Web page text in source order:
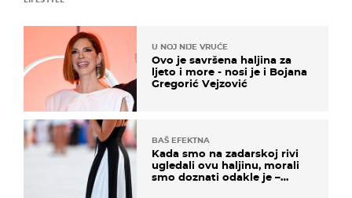
U NOJ NIJE VRUĆE
Ovo je savršena haljina za
ljeto i more - nosi je i Bojana
Gregorić Vejzović
BAŠ EFEKTNA
Kada smo na zadarskoj rivi
ugledali ovu haljinu, morali
smo doznati odakle je –